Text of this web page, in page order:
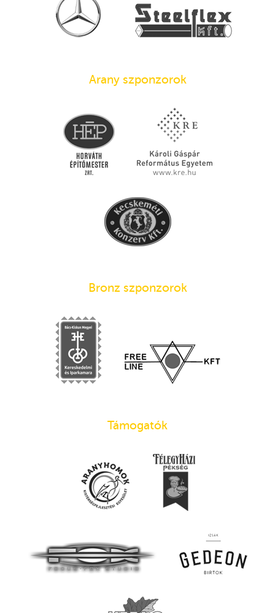
Arany szponzorok
Bronz szponzorok
Támogatók